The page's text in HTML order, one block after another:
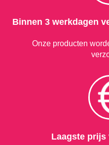
Binnen 3 werkdagen
Onze producten
Laagste prijs